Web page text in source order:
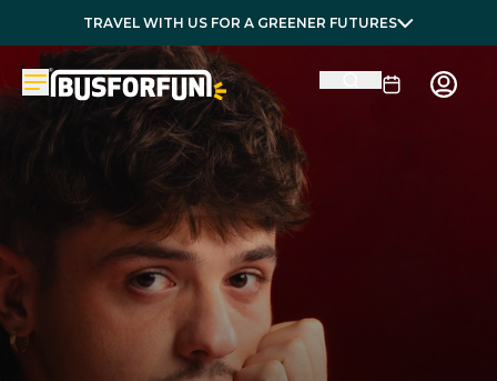
TRAVEL WITH US FOR A GREENER FUTURES